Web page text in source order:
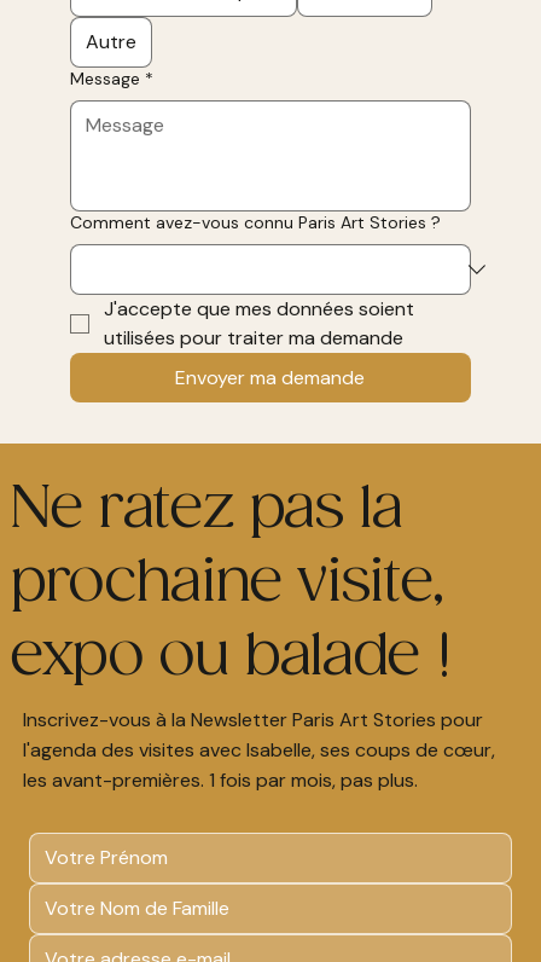
Autre
Message *
Comment avez-vous connu Paris Art Stories ?
J'accepte que mes données soient
utilisées pour traiter ma demande
Envoyer ma demande
Ne ratez pas la
prochaine visite,
expo ou balade !
Inscrivez-vous à la Newsletter Paris Art Stories pour
l'agenda des visites avec Isabelle, ses coups de cœur,
les avant-premières. 1 fois par mois, pas plus.